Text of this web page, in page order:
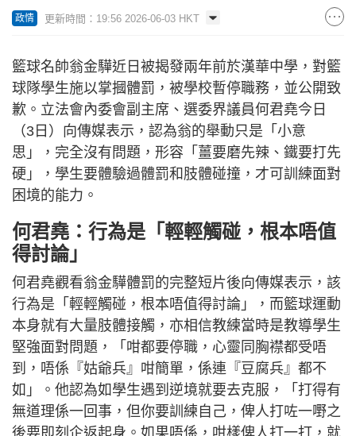
政情 更新時間：19:56 2026-06-03 HKT
籃球名帥翁金驊近日被揭發兩年前於漢華中學，對籃
球隊學生施以掌摑體罰，被學校暫停職務，並公開致
歉。立法會內委會副主席、選委界議員何君堯今日
（3日）向傳媒表示，認為翁的舉動只是「小意
思」，完全沒有問題，形容「薑要磨先辣、鐵要打先
硬」，學生要體驗過體罰和肢體碰撞，才可訓練面對
困境的能力。
何君堯：行為是「輕輕觸碰，根本唔值
得討論」
何君堯觀看翁金驊體罰的完整短片後向傳媒表示，該
行為是「輕輕觸碰，根本唔值得討論」，而籃球運動
本身就有大量肢體接觸，亦相信教練當時是教導學生
堅強面對問題，「咁都要停職，心靈同胸襟都受唔
到，唔係『姑爺兵』咁簡單，係連『豆腐兵』都不
如」。他認為如學生遇到逆境就要去克服，「打得有
無道理係一回事，但你要訓練自己，俾人打咗一嘢之
後要即刻企返起身。如果唔係，咁樣俾人打一打，就